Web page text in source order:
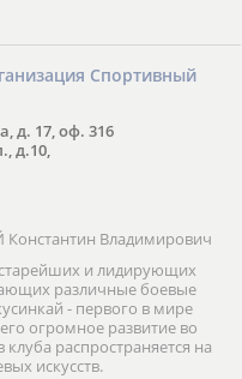
Спортивный
д. 17, оф. 316
д.10,
Константин Владимирович
и лидирующих
различные боевые
- первого в мире
огромное развитие во
распространяется на
искусств.